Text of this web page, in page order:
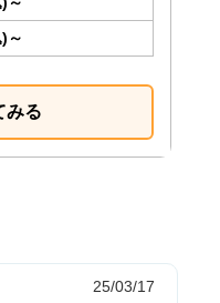
～
みる
25/03/17